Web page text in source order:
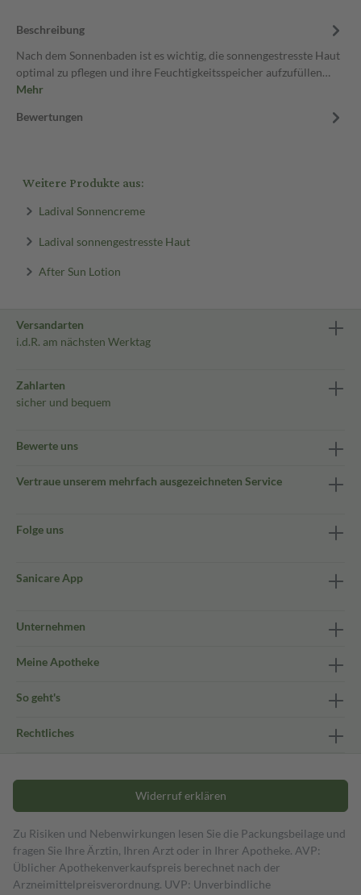
Beschreibung
Nach dem Sonnenbaden ist es wichtig, die sonnengestresste Haut
optimal zu pflegen und ihre Feuchtigkeitsspeicher aufzufüllen…
Mehr
Bewertungen
Weitere Produkte aus:
Ladival Sonnencreme
Ladival sonnengestresste Haut
After Sun Lotion
Versandarten
i.d.R. am nächsten Werktag
Zahlarten
sicher und bequem
Bewerte uns
Vertraue unserem mehrfach ausgezeichneten Service
Folge uns
Sanicare App
Unternehmen
Meine Apotheke
So geht's
Rechtliches
Widerruf erklären
Zu Risiken und Nebenwirkungen lesen Sie die Packungsbeilage und
fragen Sie Ihre Ärztin, Ihren Arzt oder in Ihrer Apotheke. AVP:
Üblicher Apothekenverkaufspreis berechnet nach der
Arzneimittelpreisverordnung. UVP: Unverbindliche